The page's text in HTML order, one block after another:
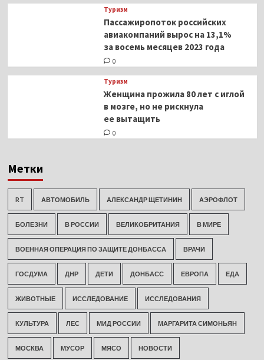
Туризм
Пассажиропоток российских
авиакомпаний вырос на 13,1%
за восемь месяцев 2023 года
0
Туризм
Женщина прожила 80 лет с иглой
в мозге, но не рискнула
ее вытащить
0
Метки
RT АВТОМОБИЛЬ АЛЕКСАНДР ЩЕТИНИН АЭРОФЛОТ
БОЛЕЗНИ В РОССИИ ВЕЛИКОБРИТАНИЯ В МИРЕ
ВОЕННАЯ ОПЕРАЦИЯ ПО ЗАЩИТЕ ДОНБАССА ВРАЧИ
ГОСДУМА ДНР ДЕТИ ДОНБАСС ЕВРОПА ЕДА
ЖИВОТНЫЕ ИССЛЕДОВАНИЕ ИССЛЕДОВАНИЯ
КУЛЬТУРА ЛЕС МИД РОССИИ МАРГАРИТА СИМОНЬЯН
МОСКВА МУСОР МЯСО НОВОСТИ